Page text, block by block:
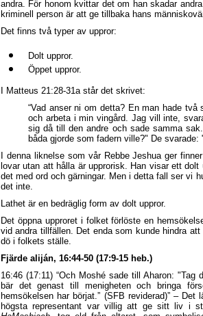
andra. För honom kvittar det om han skadar
kriminell person är att ge tillbaka hans
Det finns två typer av uppror:
Dolt uppror.
Öppet uppror.
I Matteus 21:28-31a står det skrivet:
“Vad anser ni om detta? En man hade
och arbeta i min vingård. Jag vill inte,
sig då till den andre och sade samma
båda gjorde som fadern ville?" De svarade:
I denna liknelse som vår Rebbe Jeshua ger
lovar utan att hålla är upprorisk. Han visar ett
det med ord och gärningar. Men i detta fall ser vi
det inte.
Lathet är en bedräglig form av dolt uppror.
Det öppna upproret i folket förlöste en
vid andra tillfällen. Det enda som kunde hindra
dö i folkets ställe.
Fjärde aliján, 16:44-50 (17:9-15 heb.)
16:46 (17:11) “Och Moshé sade till Aharon:
bär det genast till menigheten och bringa
hemsökelsen har börjat.” (SFB reviderad)” –
högsta representant var villig att ge sitt liv i